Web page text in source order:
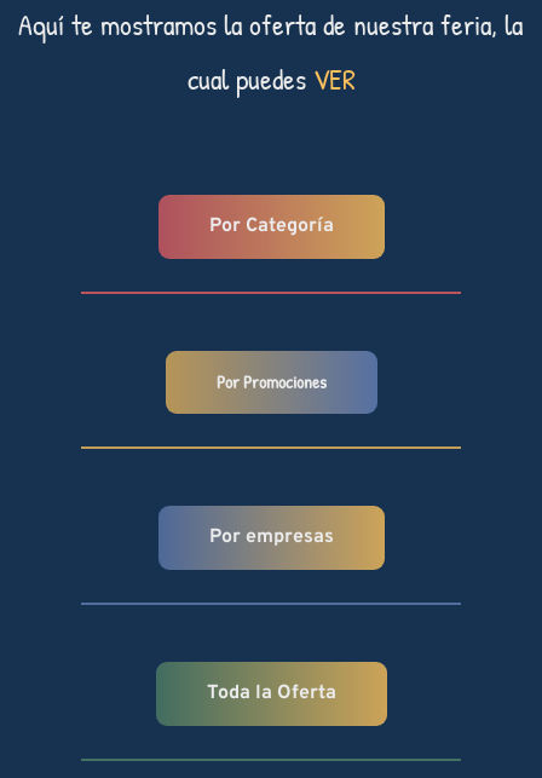
Aquí te mostramos la oferta de nuestra feria, la
cual puedes VER
Por Categoría
Por Promociones
Por empresas
Toda la Oferta